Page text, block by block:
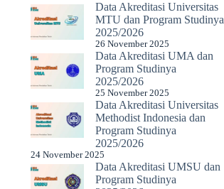
Data Akreditasi Universitas
MTU dan Program Studinya
2025/2026
26 November 2025
Data Akreditasi UMA dan
Program Studinya
2025/2026
25 November 2025
Data Akreditasi Universitas
Methodist Indonesia dan
Program Studinya
2025/2026
24 November 2025
Data Akreditasi UMSU dan
Program Studinya